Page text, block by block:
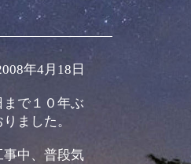
年4月18日
で１０年ぶ
ました。
中、普段気